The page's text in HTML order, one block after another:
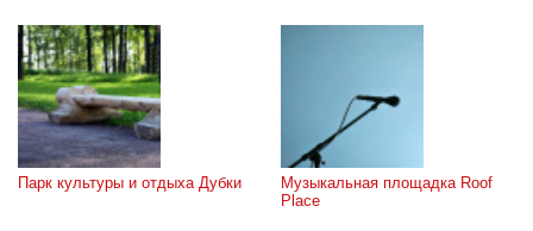
Парк культуры и отдыха Дубки
Музыкальная площадка Roof
Place